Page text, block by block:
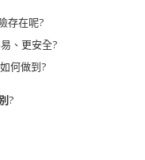
存在呢?
、更安全?
何做到?
?